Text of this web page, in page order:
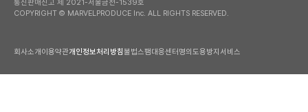
통신판매신고 제 2021-서울금천-1539호
COPYRIGHT © MARVELPRODUCE Inc. ALL RIGHTS RESERVED.
회사소개이용약관개인정보처리방침불법스팸대응센터명의도용방지서비스